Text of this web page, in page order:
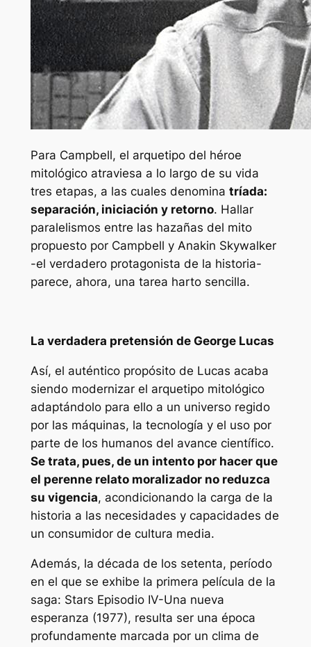
Para Campbell, el arquetipo del héroe
mitológico atraviesa a lo largo de su vida
tres etapas, a las cuales denomina tríada:
separación, iniciación y retorno. Hallar
paralelismos entre las hazañas del mito
propuesto por Campbell y Anakin Skywalker
-el verdadero protagonista de la historia-
parece, ahora, una tarea harto sencilla.
La verdadera pretensión de George Lucas
Así, el auténtico propósito de Lucas acaba
siendo modernizar el arquetipo mitológico
adaptándolo para ello a un universo regido
por las máquinas, la tecnología y el uso por
parte de los humanos del avance científico.
Se trata, pues, de un intento por hacer que
el perenne relato moralizador no reduzca
su vigencia, acondicionando la carga de la
historia a las necesidades y capacidades de
un consumidor de cultura media.
Además, la década de los setenta, período
en el que se exhibe la primera película de la
saga: Stars Episodio IV-Una nueva
esperanza (1977), resulta ser una época
profundamente marcada por un clima de